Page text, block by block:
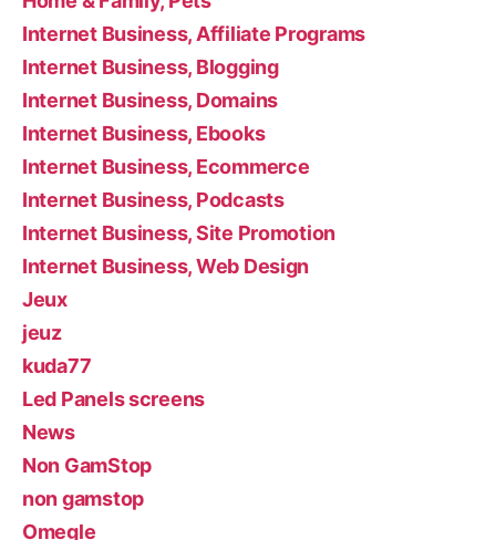
Internet Business, Affiliate Programs
Internet Business, Blogging
Internet Business, Domains
Internet Business, Ebooks
Internet Business, Ecommerce
Internet Business, Podcasts
Internet Business, Site Promotion
Internet Business, Web Design
Jeux
jeuz
kuda77
Led Panels screens
News
Non GamStop
non gamstop
Omegle